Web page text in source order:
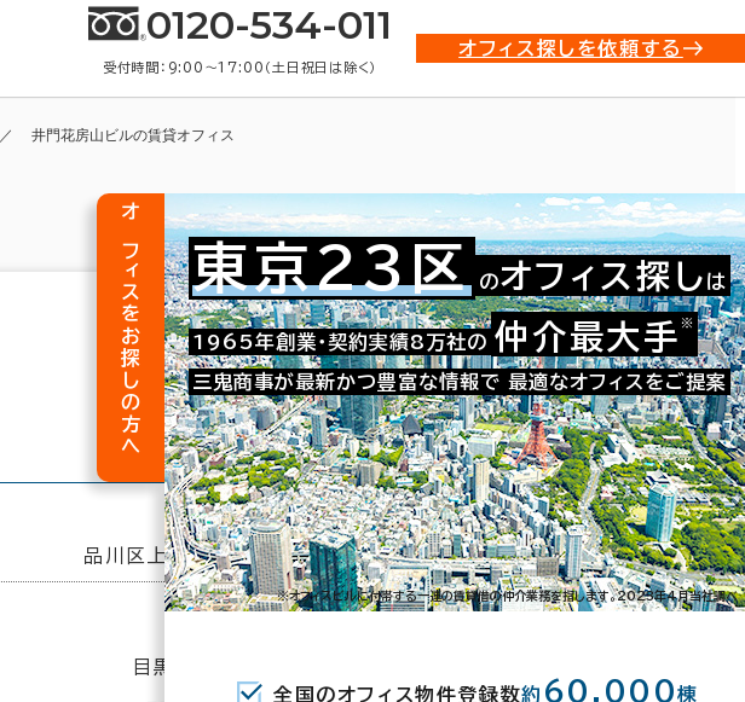
0120-534-011
受付時間：9:00〜17:00（土日祝日は除く）
オフィス探しを依頼する
井門花房山ビルの賃貸オフィス
お問い合わせ番号：021-53269
品川区上大崎3-12-18
目黒駅 ( ＪＲ ) 東口 8分
オフィスをお探しの方へ 東京23区 のオフィス探し は
1965年創業・契約実績8万社の 仲介最大手 ※
三鬼商事が最新かつ豊富な情報で 最適なオフィスをご提案
※オフィスビルに付帯する一連の賃貸借の仲介業務を指します。2023年4月当社調べ
全国のオフィス物件登録数約 60,000棟